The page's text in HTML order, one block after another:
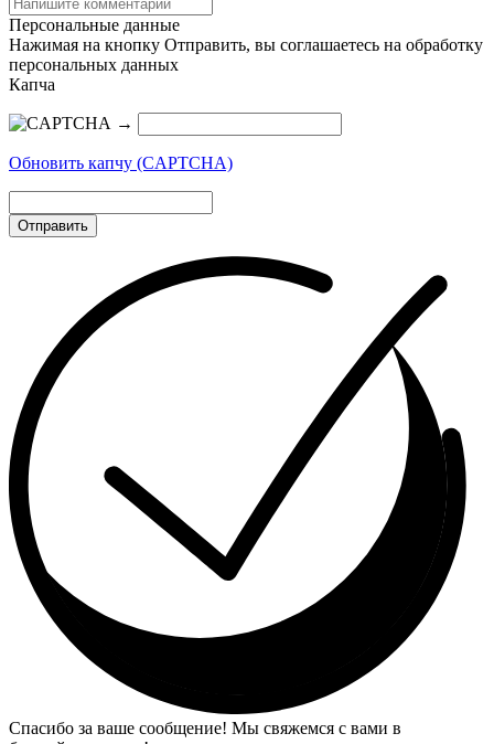
Персональные данные
Нажимая на кнопку Отправить, вы соглашаетесь на обработку
персональных данных
Капча
→
Обновить капчу (CAPTCHA)
Отправить
Спасибо за ваше сообщение! Мы свяжемся с вами в